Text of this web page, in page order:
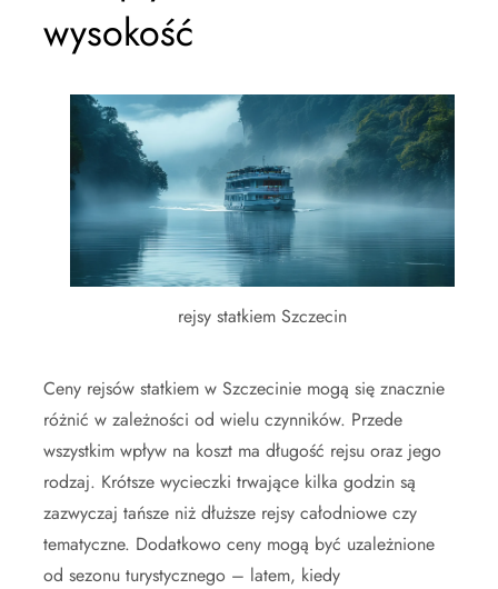
wysokość
rejsy statkiem Szczecin
Ceny rejsów statkiem w Szczecinie mogą się znacznie
różnić w zależności od wielu czynników. Przede
wszystkim wpływ na koszt ma długość rejsu oraz jego
rodzaj. Krótsze wycieczki trwające kilka godzin są
zazwyczaj tańsze niż dłuższe rejsy całodniowe czy
tematyczne. Dodatkowo ceny mogą być uzależnione
od sezonu turystycznego – latem, kiedy